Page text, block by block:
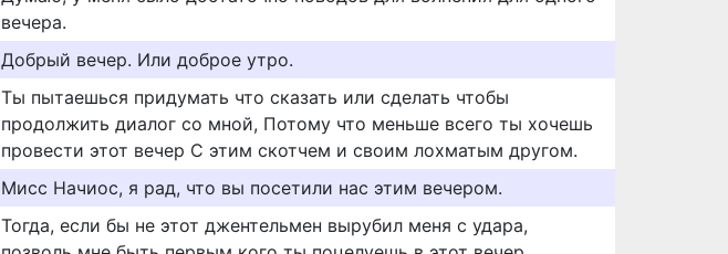
вечера.
Добрый вечер. Или доброе утро.
Ты пытаешься придумать что сказать или сделать чтобы
продолжить диалог со мной, Потому что меньше всего ты хочешь
провести этот вечер С этим скотчем и своим лохматым другом.
Мисс Начиос, я рад, что вы посетили нас этим вечером.
Тогда, если бы не этот джентельмен вырубил меня с удара,